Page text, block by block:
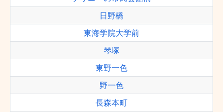
日野橋
東海学院大学前
琴塚
東野一色
野一色
長森本町